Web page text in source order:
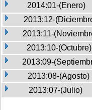
2014:01-(Enero)
2013:12-
2013:11-
2013:10-(Octubre)
2013:09-
2013:08-(Agosto)
2013:07-(Julio)